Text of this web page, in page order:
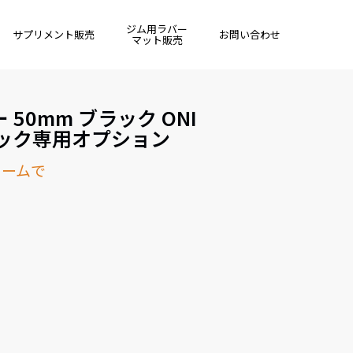
サプリメント販売 ジム用ラバー
マット販売 お問い合わせ
50mm ブラック ONI
ク専用オプション
ムで